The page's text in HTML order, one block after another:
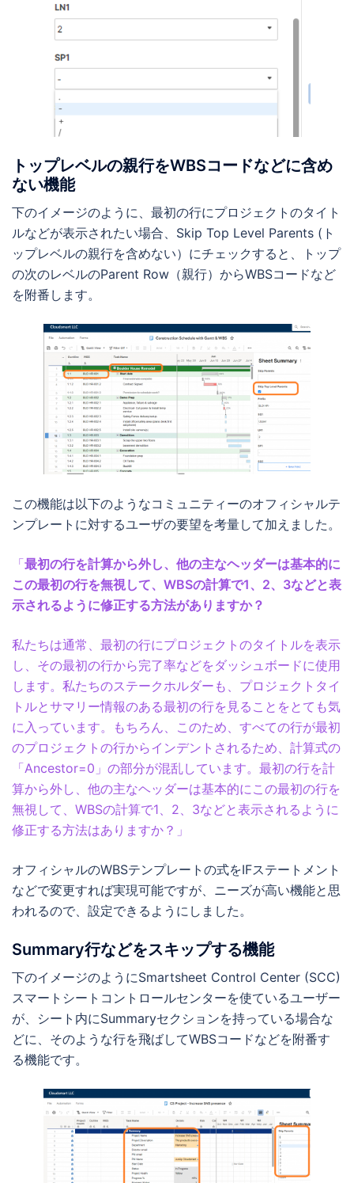
トップレベルの親行をWBSコードなどに含め
ない機能
下のイメージのように、最初の行にプロジェクトのタイト
ルなどが表示されたい場合、Skip Top Level Parents (ト
ップレベルの親行を含めない）にチェックすると、トップ
の次のレベルのParent Row（親行）からWBSコードなど
を附番します。
この機能は以下のようなコミュニティーのオフィシャルテ
ンプレートに対するユーザの要望を考量して加えました。
「最初の行を計算から外し、他の主なヘッダーは基本的に
この最初の行を無視して、WBSの計算で1、2、3などと表
示されるように修正する方法がありますか？
私たちは通常、最初の行にプロジェクトのタイトルを表示
し、その最初の行から完了率などをダッシュボードに使用
します。私たちのステークホルダーも、プロジェクトタイ
トルとサマリー情報のある最初の行を見ることをとても気
に入っています。もちろん、このため、すべての行が最初
のプロジェクトの行からインデントされるため、計算式の
「Ancestor=0」の部分が混乱しています。最初の行を計
算から外し、他の主なヘッダーは基本的にこの最初の行を
無視して、WBSの計算で1、2、3などと表示されるように
修正する方法はありますか？」
オフィシャルのWBSテンプレートの式をIFステートメント
などで変更すれば実現可能ですが、ニーズが高い機能と思
われるので、設定できるようにしました。
Summary行などをスキップする機能
下のイメージのようにSmartsheet Control Center (SCC)
スマートシートコントロールセンターを使ているユーザー
が、シート内にSummaryセクションを持っている場合な
どに、そのような行を飛ばしてWBSコードなどを附番す
る機能です。